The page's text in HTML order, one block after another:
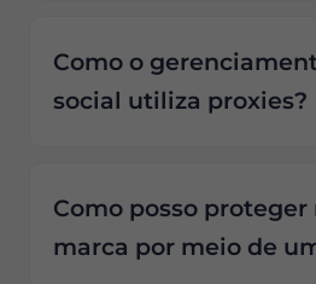
Como o
social utiliza proxies?
Como posso proteger
marca por meio de